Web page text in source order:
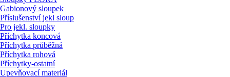
Gabionový sloupek
Příslušenství jekl sloup
Pro jekl. sloupky
Příchytka koncová
Příchytka průběžná
Příchytka rohová
Příchytky-ostatní
Upevňovací materiál